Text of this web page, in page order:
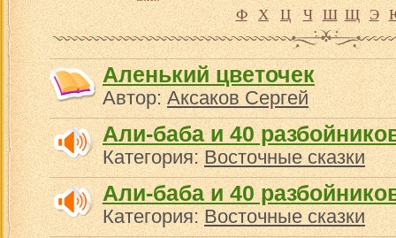
Ф Х Ц Ч Ш Щ Э
Аленький цветочек
Автор:Аксаков Сергей
Али-баба и 40
Категория:Восточные сказки
Али-баба и 40
Категория:Восточные сказки